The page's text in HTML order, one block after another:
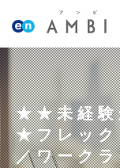
★★未経験
★フレック
／ワーク